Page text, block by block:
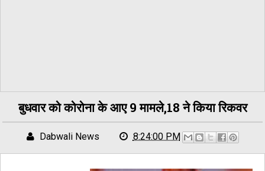
बुधवार को कोरोना के आए 9 मामले,18 ने किया रिकवर
Dabwali News 8:24:00 PM